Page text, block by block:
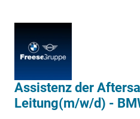
Assistenz der
Leitung(m/w/d) -